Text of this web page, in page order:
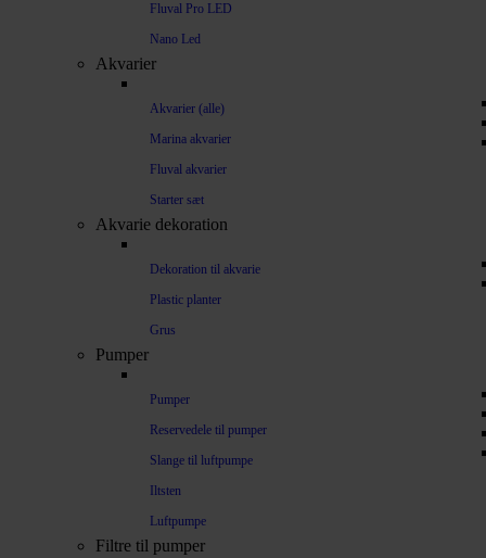
Fluval Pro LED
Nano Led
Akvarier
Akvarier (alle)
Marina akvarier
Fluval akvarier
Starter sæt
Akvarie dekoration
Dekoration til akvarie
Plastic planter
Grus
Pumper
Pumper
Reservedele til pumper
Slange til luftpumpe
Iltsten
Luftpumpe
Filtre til pumper